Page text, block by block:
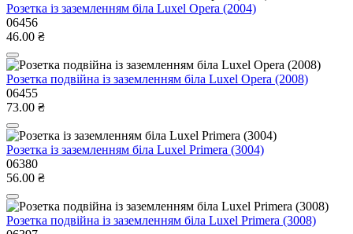
Розетка із заземленням біла Luxel Opera (2004)
06456
46.00 ₴
Розетка подвійна із заземленням біла Luxel Opera (2008)
06455
73.00 ₴
Розетка із заземленням біла Luxel Primera (3004)
06380
56.00 ₴
Розетка подвійна із заземленням біла Luxel Primera (3008)